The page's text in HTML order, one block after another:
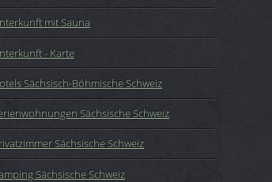
mit Sauna
- Karte
Sächsisch-Böhmische Schweiz
Sächsische Schweiz
Sächsische Schweiz
Sächsische Schweiz